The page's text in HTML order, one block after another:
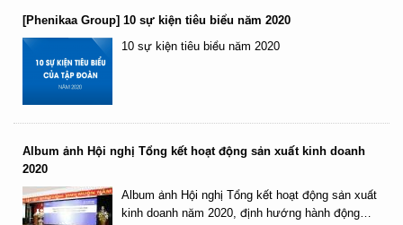
[Phenikaa Group] 10 sự kiện tiêu biểu năm 2020
10 sự kiện tiêu biểu năm 2020
Album ảnh Hội nghị Tổng kết hoạt động sản xuất kinh doanh
2020
Album ảnh Hội nghị Tổng kết hoạt động sản xuất
kinh doanh năm 2020, định hướng hành động…